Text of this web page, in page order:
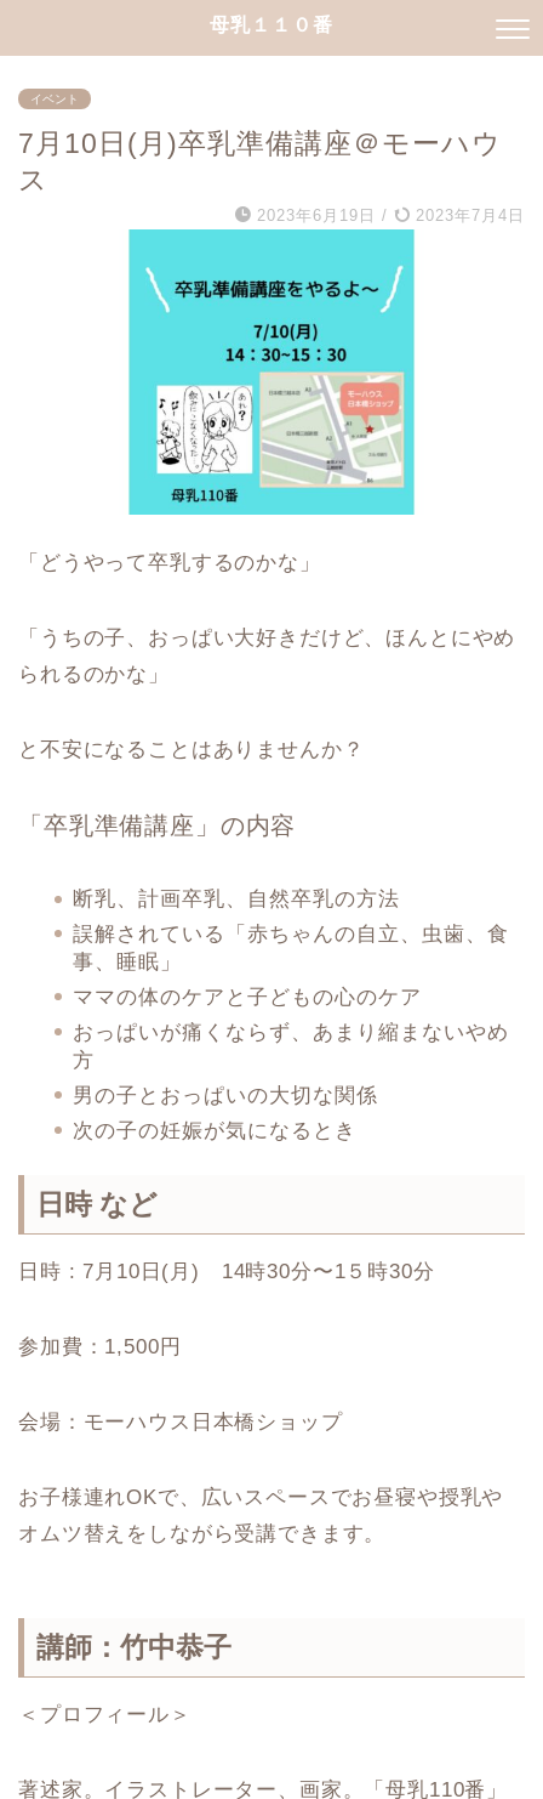
母乳１１０番
イベント
7月10日(月)卒乳準備講座＠モーハウ
ス
2023年6月19日 / 2023年7月4日
「どうやって卒乳するのかな」
「うちの子、おっぱい大好きだけど、ほんとにやめ
られるのかな」
と不安になることはありませんか？
「卒乳準備講座」の内容
断乳、計画卒乳、自然卒乳の方法
誤解されている「赤ちゃんの自立、虫歯、食
事、睡眠」
ママの体のケアと子どもの心のケア
おっぱいが痛くならず、あまり縮まないやめ
方
男の子とおっぱいの大切な関係
次の子の妊娠が気になるとき
日時 など
日時 : 7月10日(月) 14時30分〜1５時30分
参加費：1,500円
会場：モーハウス日本橋ショップ
お子様連れOKで、広いスペースでお昼寝や授乳や
オムツ替えをしながら受講できます。
講師：竹中恭子
＜プロフィール＞
著述家。イラストレーター、画家。「母乳110番」